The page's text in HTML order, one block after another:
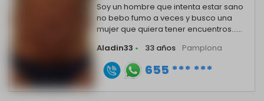
Soy un hombre que intenta estar sano
no bebo fumo a veces y busco una
mujer que quiera tener encuentros......
Aladin33 • 33 años Pamplona
655 *** ***